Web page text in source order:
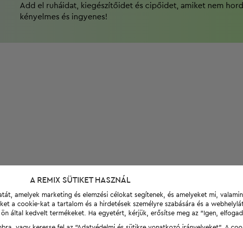
Add el ruháidat, kiegészítőidet és cipőidet, amiket nem
kényelmes és ingyenes!
A REMIX SÜTIKET HASZNÁL
amelyek marketing és elemzési célokat segítenek, és amelyeket mi,
a cookie-kat a tartalom és a hirdetések személyre szabására és a
által kedvelt termékeket. Ha egyetért, kérjük, erősítse meg az "Igen,